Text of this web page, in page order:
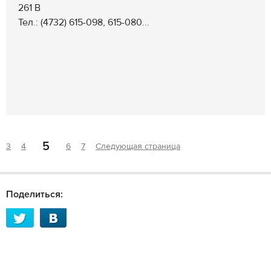
261 В
Тел.: (4732) 615-098, 615-080...
3 4 5 6 7 Следующая страница
Поделиться: